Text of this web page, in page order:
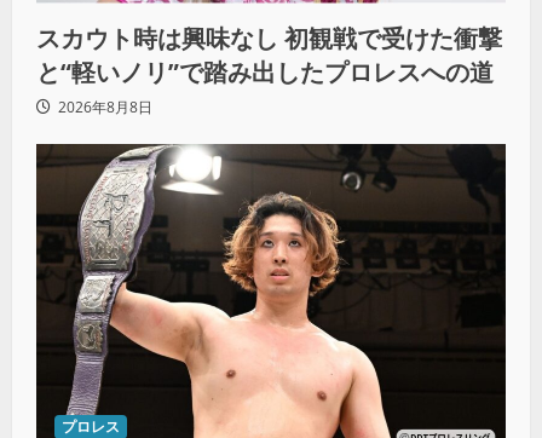
スカウト時は興味なし 初観戦で受けた衝撃
と“軽いノリ”で踏み出したプロレスへの道
2026年8月8日
プロレス